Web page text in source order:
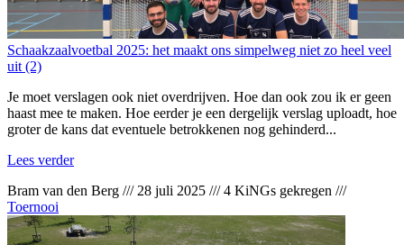
Schaakzaalvoetbal 2025: het maakt ons simpelweg niet zo heel veel
uit (2)
Je moet verslagen ook niet overdrijven. Hoe dan ook zou ik er geen
haast mee te maken. Hoe eerder je een dergelijk verslag uploadt, hoe
groter de kans dat eventuele betrokkenen nog gehinderd...
Lees verder
Bram van den Berg /// 28 juli 2025 ///4 KiNGs gekregen ///
Toernooi